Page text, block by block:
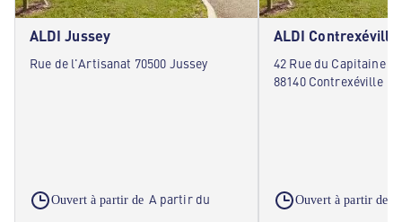
ALDI Jussey
Rue de l'Artisanat 70500 Jussey
Ouvert à partir de A partir du
ALDI Contrexéville
42 Rue du Capitaine
88140 Contrexéville
Ouvert à partir de